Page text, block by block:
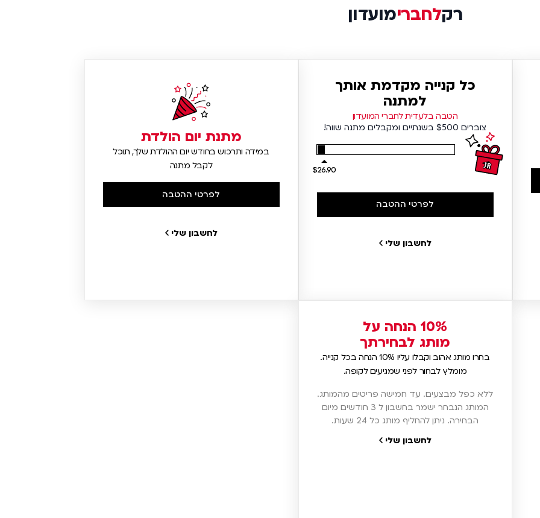
רקלחברימועדון
כל קנייה מקדמת אותך
למתנה
הטבה בלעדית לחברי המועדון
צוברים $500 בשנתיים ומקבלים מתנה שווה!
$26.90
לפרטי ההטבה
לחשבון שלי
מתנת יום הולדת
במידה ותרכוש בחודש יום ההולדת שלך, תוכל
לקבל מתנה
לפרטי ההטבה
לחשבון שלי
10% הנחה על
מותג לבחירתך
בחרו מותג אהוב וקבלו עליו 10% הנחה בכל קנייה.
מומלץ לבחור לפני שמגיעים לקופה.
ללא כפל מבצעים. עד חמישה פריטים מהמותג.
המותג הנבחר ישמר בחשבון ל 3 חודשים מיום
הבחירה. ניתן להחליף מותג כל 24 שעות.
לחשבון שלי